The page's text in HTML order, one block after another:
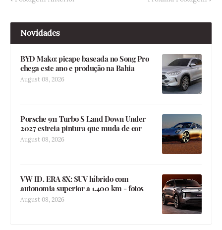
Novidades
BYD Mako: picape baseada no Song Pro
chega este ano e produção na Bahia
August 08, 2026
Porsche 911 Turbo S Land Down Under
2027 estreia pintura que muda de cor
August 08, 2026
VW ID. ERA 8X: SUV híbrido com
autonomia superior a 1.400 km - fotos
August 08, 2026